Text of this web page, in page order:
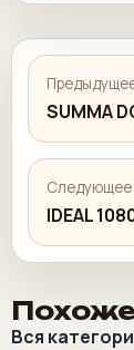
SUMMA
Следующее
IDEAL
Вся